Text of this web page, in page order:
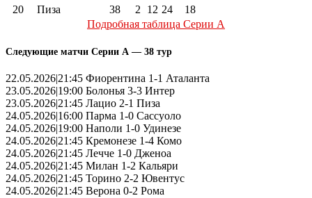
20
Пиза 38 2 12 24
18
Подробная таблица Серии А
Следующие матчи Серии А — 38 тур
22.05.2026|21:45 Фиорентина 1-1 Аталанта
23.05.2026|19:00 Болонья 3-3 Интер
23.05.2026|21:45 Лацио 2-1 Пиза
24.05.2026|16:00 Парма 1-0 Сассуоло
24.05.2026|19:00 Наполи 1-0 Удинезе
24.05.2026|21:45 Кремонезе 1-4 Комо
24.05.2026|21:45 Лечче 1-0 Дженоа
24.05.2026|21:45 Милан 1-2 Кальяри
24.05.2026|21:45 Торино 2-2 Ювентус
24.05.2026|21:45 Верона 0-2 Рома